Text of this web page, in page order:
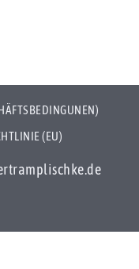
(EU)